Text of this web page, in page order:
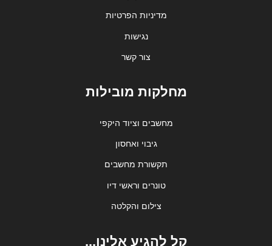
מדיניות הפרטיות
נגישות
צור קשר
מחלקות מובילות
מחשבים וציוד היקפי
גיבוי ואחסון
תקשורת מחשבים
טונרים וראשי דיו
צילום והקלטה
קל להגיע אלינו...